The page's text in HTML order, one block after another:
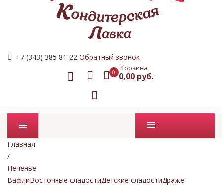
+7 (343) 385-81-22 Обратный звонок
0 Корзина
0,00 руб.
Промо товары
Главная
/
Печенье
ВафлиВосточные сладостиДетские сладостиДраже